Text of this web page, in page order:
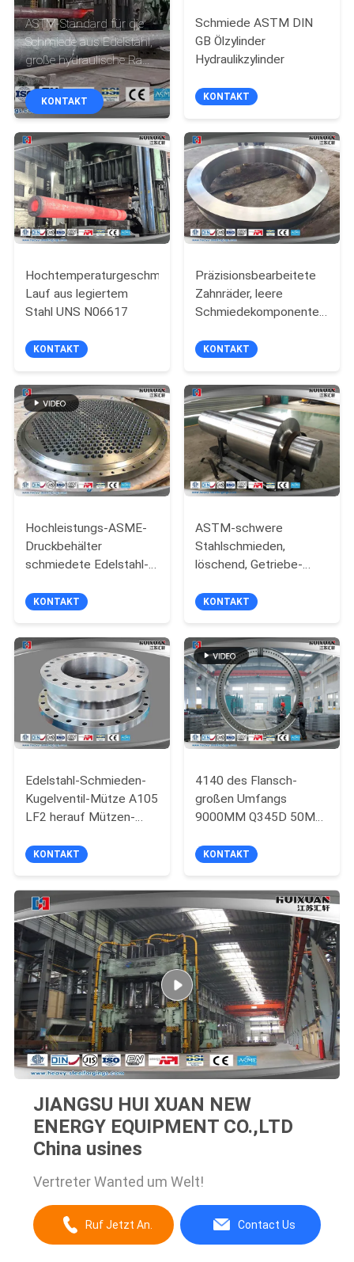
QUALITÄTSKONTROLLE
SITEMAP
PRIVACY
POLICY
ASTM-Standard für die
Schmiede aus Edelstahl,
große hydraulische Ram
Hebel, geschmiedete
hydraulische
Kolbenstange,
KONTAKT
Schmiede ASTM DIN
GB Ölzylinder
Hydraulikzylinder
KONTAKT
Hochtemperaturgeschmiedeter
Lauf aus legiertem
Stahl UNS N06617
KONTAKT
Präzisionsbearbeitete
Zahnräder, leere
Schmiedekomponente,
Lösungen für
Anwendungen und
langlebige Leistung
KONTAKT
Hochleistungs-ASME-
Druckbehälter
schmiedete Edelstahl-
KONTAKT
ASTM-schwere
Stahlschmieden,
löschend, Getriebe-
mildernd
KONTAKT
Edelstahl-Schmieden-
Kugelventil-Mütze A105
LF2 herauf Mützen-
KONTAKT
4140 des Flansch-
großen Umfangs
9000MM Q345D 50Mn
geschmiedeter
KONTAKT
JIANGSU HUI XUAN NEW
ENERGY EQUIPMENT CO.,LTD
China usines
Vertreter Wanted um Welt!
Ruf Jetzt An. Contact Us